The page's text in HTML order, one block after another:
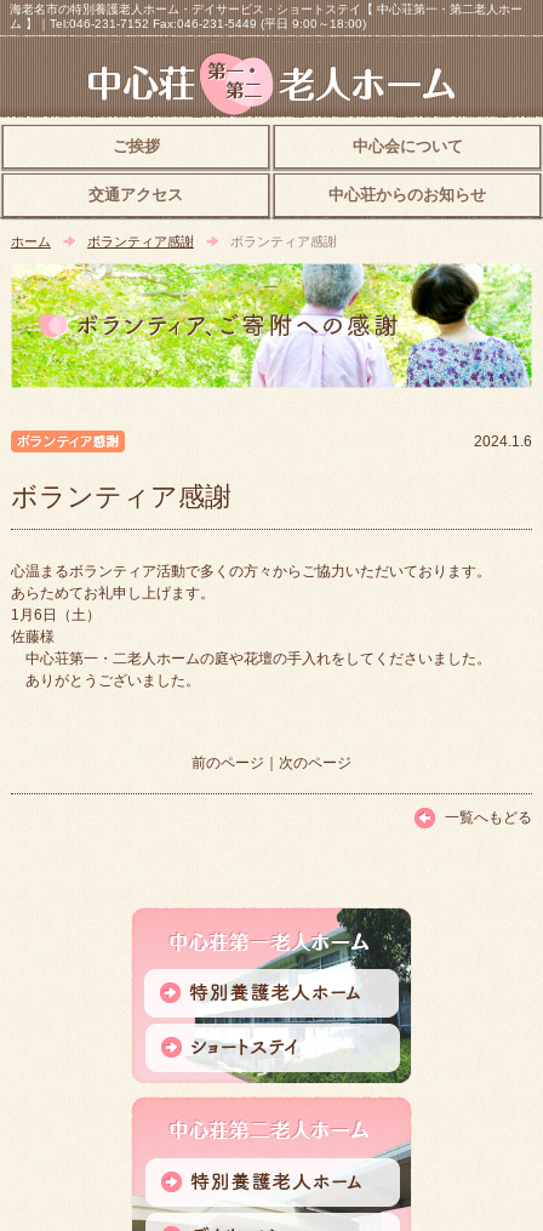
海老名市の特別養護老人ホーム・デイサービス・ショートステイ【 中心荘第一・第二老人ホー
ム 】｜Tel:046-231-7152 Fax:046-231-5449 (平日 9:00～18:00)
ご挨拶 中心会について
交通アクセス 中心荘からのお知らせ
ホーム ボランティア感謝 ボランティア感謝
2024.1.6
ボランティア感謝
心温まるボランティア活動で多くの方々からご協力いただいております。
あらためてお礼申し上げます。
1月6日（土）
佐藤様
中心荘第一・二老人ホームの庭や花壇の手入れをしてくださいました。
ありがとうございました。
前のページ ｜ 次のページ
一覧へもどる